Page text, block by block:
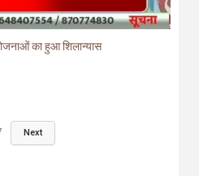
का हुआ शिलान्यास
Next